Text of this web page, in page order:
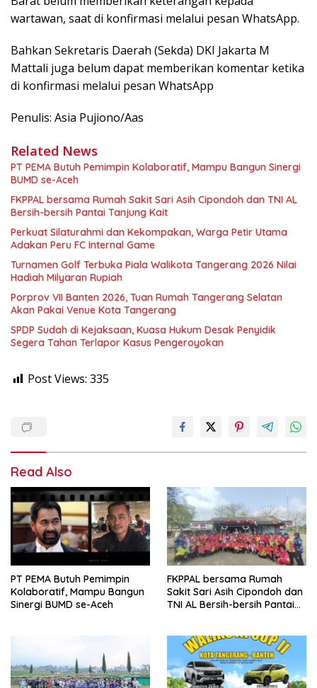
wartawan, saat di konfirmasi melalui pesan WhatsApp.
Bahkan Sekretaris Daerah (Sekda) DKI Jakarta M
Mattali juga belum dapat memberikan komentar ketika
di konfirmasi melalui pesan WhatsApp
Penulis: Asia Pujiono/Aas
Related News
PT PEMA Butuh Pemimpin Kolaboratif, Mampu Bangun Sinergi
BUMD se-Aceh
FKPPAL bersama Rumah Sakit Sari Asih Cipondoh dan TNI AL
Bersih-bersih Pantai Tanjung Kait
Perkuat Silaturahmi dan Kekompakan, Warga Petir Utama
Adakan Peru FC Internal Game
Turnamen Golf Terbuka Piala Walikota Tangerang 2026 Nilai
Hadiah Milyaran Rupiah
Porprov VII Banten 2026, Tuan Rumah Tangerang Selatan
Akan Pakai Venue Kota Tangerang
SPDP Sudah di Kejaksaan, Kuasa Hukum Desak Penyidik
Segera Tahan Terlapor Kasus Pengeroyokan
Post Views: 335
Read Also
PT PEMA Butuh Pemimpin
Kolaboratif, Mampu Bangun
Sinergi BUMD se-Aceh
FKPPAL bersama Rumah
Sakit Sari Asih Cipondoh dan
TNI AL Bersih-bersih Pantai